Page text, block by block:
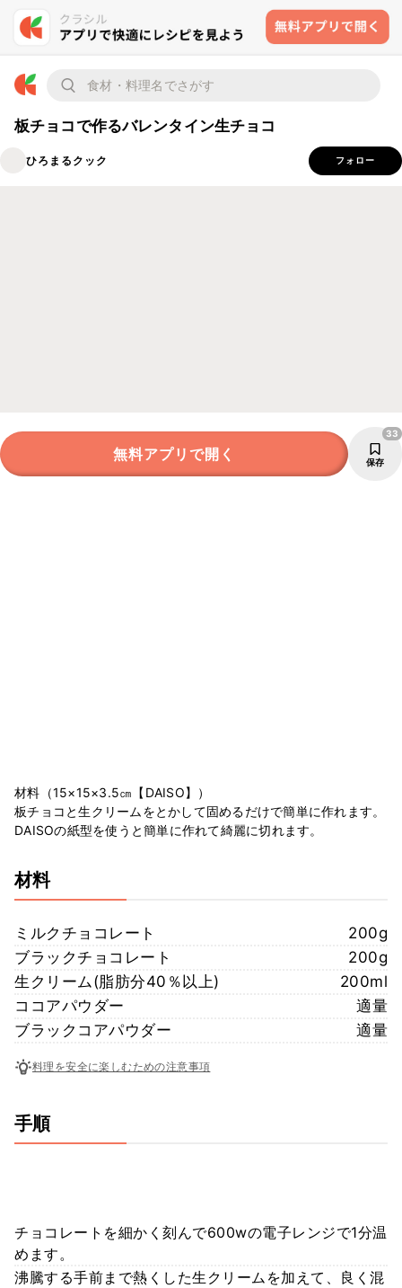
板チョコで作るバレンタイン生チョコ
ひろまるクック フォロー
無料アプリで開く 保存
33
材料（15×15×3.5㎝【DAISO】）
板チョコと生クリームをとかして固めるだけで簡単に作れます。
DAISOの紙型を使うと簡単に作れて綺麗に切れます。
材料
ミルクチョコレート
200g
ブラックチョコレート
200g
生クリーム(脂肪分40％以上)
200ml
ココアパウダー
適量
ブラックコアパウダー
適量
料理を安全に楽しむための注意事項
手順
チョコレートを細かく刻んで600wの電子レンジで1分温
めます。
沸騰する手前まで熱くした生クリームを加えて、良く混